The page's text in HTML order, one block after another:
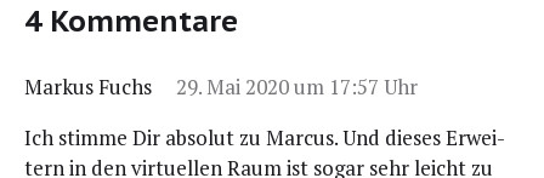
4 Kommentare
Markus Fuchs
29. Mai 2020 um 17:57 Uhr
Ich stim­me Dir abso­lut zu Mar­cus. Und die­ses Erwei­
tern in den vir­tu­el­len Raum ist sogar sehr leicht zu